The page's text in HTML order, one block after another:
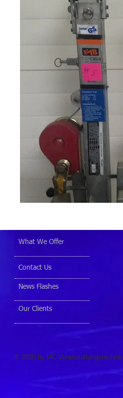
What We Offer
Contact Us
News Flashes
Our Clients
© 2025 by MC-Veranstaltungstechnik